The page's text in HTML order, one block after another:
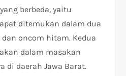
berbeda, yaitu
ditemukan dalam dua
oncom hitam. Kedua
dalam masakan
di daerah Jawa Barat.